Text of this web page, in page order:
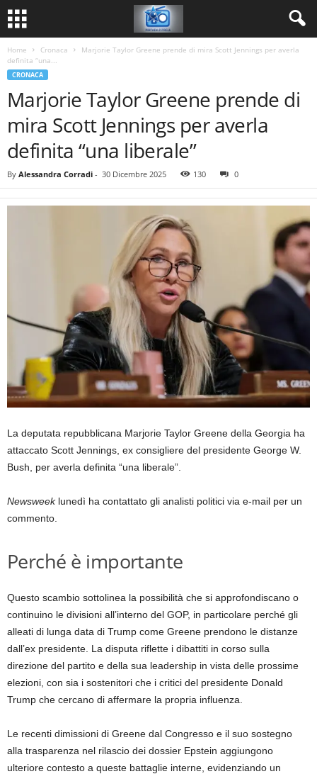
Home Cronaca
Marjorie Taylor Greene prende di mira Scott Jennings per averla
definita “una...
CRONACA
Marjorie Taylor Greene prende di
mira Scott Jennings per averla
definita “una liberale”
By Alessandra Corradi - 30 Dicembre 2025 130 0
La deputata repubblicana Marjorie Taylor Greene della Georgia ha
attaccato Scott Jennings, ex consigliere del presidente George W.
Bush, per averla definita “una liberale”.
Newsweeklunedì ha contattato gli analisti politici via e-mail per un
commento.
Perché è importante
Questo scambio sottolinea la possibilità che si approfondiscano o
continuino le divisioni all’interno del GOP, in particolare perché gli
alleati di lunga data di Trump come Greene prendono le distanze
dall’ex presidente. La disputa riflette i dibattiti in corso sulla
direzione del partito e della sua leadership in vista delle prossime
elezioni, con sia i sostenitori che i critici del presidente Donald
Trump che cercano di affermare la propria influenza.
Le recenti dimissioni di Greene dal Congresso e il suo sostegno
alla trasparenza nel rilascio dei dossier Epstein aggiungono
ulteriore contesto a queste battaglie interne, evidenziando un